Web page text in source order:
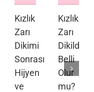
Kızlık
Zarı
Dikimi
Sonrası
Hijyen
ve
Kızlık
Zarı
Dikildiği
Belli
Olur
mu?